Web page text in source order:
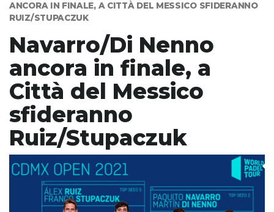
ANCORA IN FINALE, A CITTÀ DEL MESSICO SFIDERANNO
RUIZ/STUPACZUK
Navarro/Di Nenno
ancora in finale, a
Città del Messico
sfideranno
Ruiz/Stupaczuk